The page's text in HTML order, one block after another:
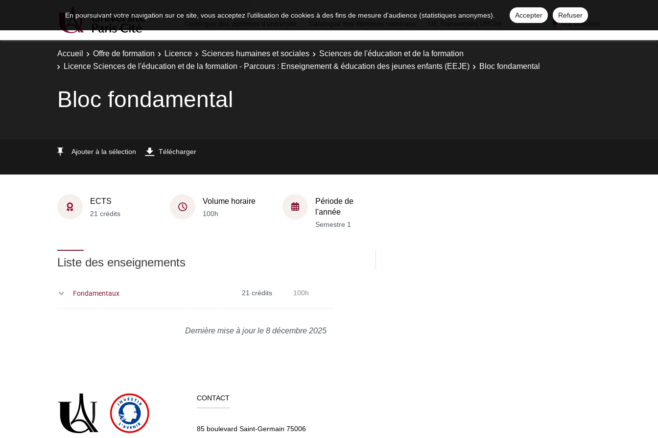
En poursuivant votre navigation sur ce site, vous acceptez l'utilisation de cookies à des fins de mesure d'audience (statistiques anonymes). Accepter
Refuser
Ma sélection
Accueil Offre de formation Licence Sciences humaines et sociales
Sciences de l'éducation et de la formation
Licence Sciences de l'éducation et de la formation - Parcours : Enseignement & éducation des jeunes enfants (EEJE)
Bloc fondamental
Bloc fondamental
Ajouter à la sélection Télécharger
ECTS
21 crédits
Volume horaire
100h
Période de
l'année
Semestre 1
Liste des enseignements
Fondamentaux 21 crédits 100h
Dernière mise à jour le 8 décembre 2025
CONTACT
85 boulevard Saint-Germain 75006